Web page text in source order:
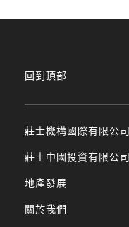
莊士機構國際有限公司
莊士中國投資有限公司
地產發展
關於我們
回到頂部